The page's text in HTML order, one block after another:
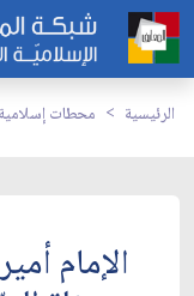
الرئيسية محطات إسلامية
الإمام